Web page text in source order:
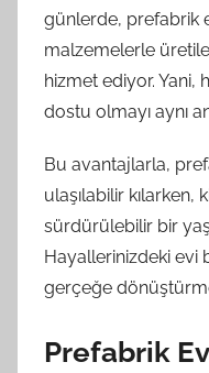
günlerde, prefabrik
malzemelerle
hizmet ediyor. Yani,
dostu olmayı aynı
Bu avantajlarla,
ulaşılabilir kılarken,
sürdürülebilir bir
Hayallerinizdeki evi
gerçeğe
Prefabrik